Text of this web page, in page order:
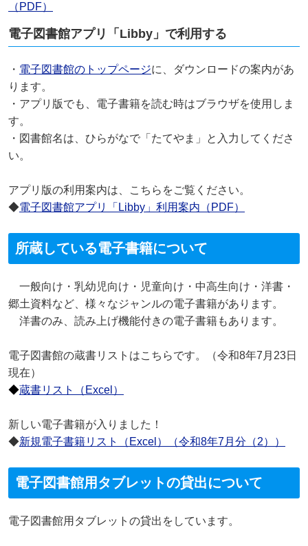
（PDF）
電子図書館アプリ「Libby」で利用する
・ 電子図書館のトップページに、ダウンロードの案内があ
ります。
・アプリ版でも、電子書籍を読む時はブラウザを使用しま
す。
・図書館名は、ひらがなで「たてやま」と入力してくださ
い。
アプリ版の利用案内は、こちらをご覧ください。
◆電子図書館アプリ「Libby」利用案内（PDF）
所蔵している電子書籍について
一般向け・乳幼児向け・児童向け・中高生向け・洋書・
郷土資料など、様々なジャンルの電子書籍があります。
洋書のみ、読み上げ機能付きの電子書籍もあります。
電子図書館の蔵書リストはこちらです。（令和8年7月23日
現在）
◆蔵書リスト（Excel）
新しい電子書籍が入りました！
◆新規電子書籍リスト（Excel）（令和8年7月分（2））
電子図書館用タブレットの貸出について
電子図書館用タブレットの貸出をしています。